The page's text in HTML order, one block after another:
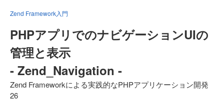
Zend Framework入門
PHPアプリでのナビゲーションUIの
管理と表示
- Zend_Navigation -
Zend Frameworkによる実践的なPHPアプリケーション開発
26